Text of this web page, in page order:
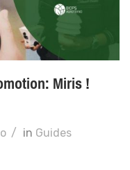
Miris !
/ in Guides